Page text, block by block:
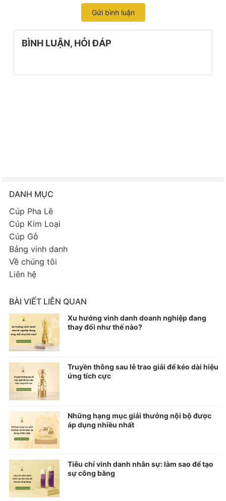
Gửi bình luận
BÌNH LUẬN, HỎI ĐÁP
DANH MỤC
Cúp Pha Lê
Cúp Kim Loại
Cúp Gỗ
Bảng vinh danh
Về chúng tôi
Liên hệ
BÀI VIẾT LIÊN QUAN
Xu hướng vinh danh doanh nghiệp đang
thay đổi như thế nào?
Truyền thông sau lễ trao giải để kéo dài hiệu
ứng tích cực
Những hạng mục giải thưởng nội bộ được
áp dụng nhiều nhất
Tiêu chí vinh danh nhân sự: làm sao để tạo
sự công bằng